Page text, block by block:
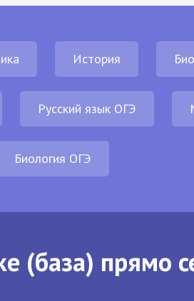
История
Русский язык ОГЭ
Биология ОГЭ
(база) прямо